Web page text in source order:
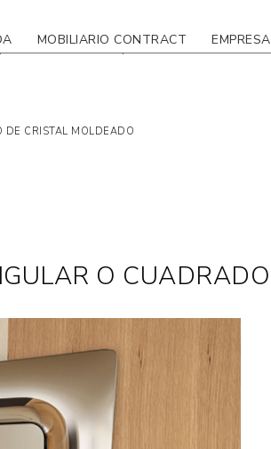
MOBILIARIO CONTRACT EMPRESA
ACABADOS FILE 3D
DE CRISTAL MOLDEADO
O